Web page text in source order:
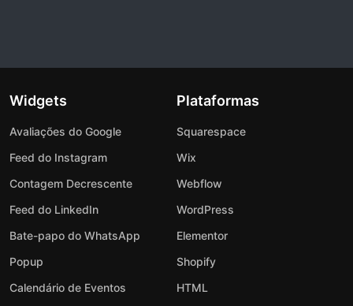
Widgets
Avaliações do Google
Feed do Instagram
Contagem Decrescente
Feed do LinkedIn
Bate-papo do WhatsApp
Popup
Calendário de Eventos
Plataformas
Squarespace
Wix
Webflow
WordPress
Elementor
Shopify
HTML